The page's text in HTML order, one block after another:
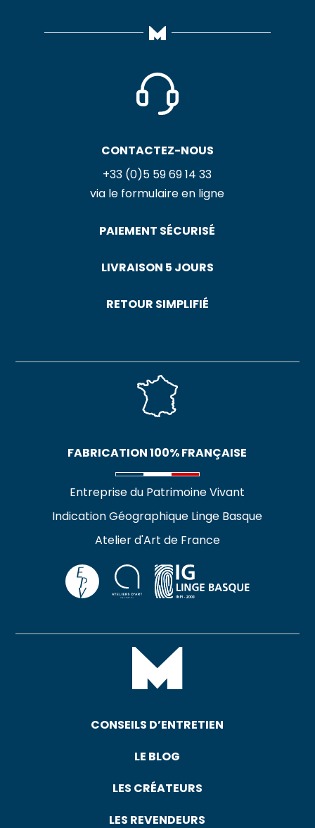
CONTACTEZ-NOUS
+33 (0)5 59 69 14 33
via le formulaire en ligne
PAIEMENT SÉCURISÉ
LIVRAISON 5 JOURS
RETOUR SIMPLIFIÉ
FABRICATION 100% FRANÇAISE
Entreprise du Patrimoine Vivant
Indication Géographique Linge Basque
Atelier d'Art de France
CONSEILS D’ENTRETIEN
LE BLOG
LES CRÉATEURS
LES REVENDEURS